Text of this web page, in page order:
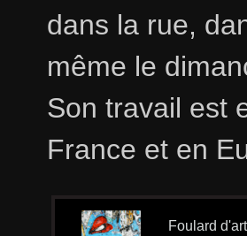
dans la rue,
même le
Son travail est
France et en
Foulard